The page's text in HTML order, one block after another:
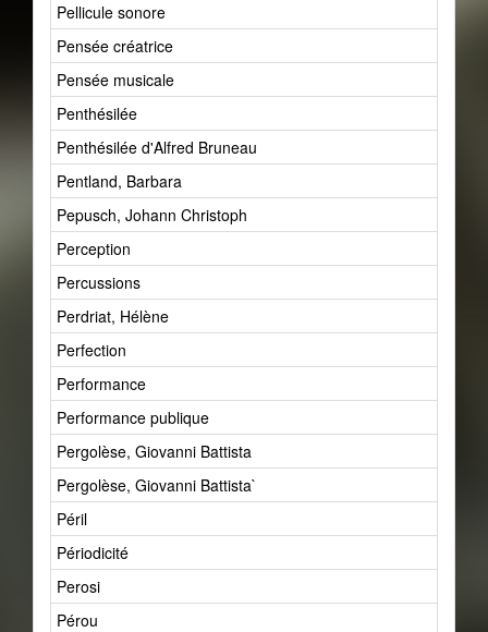
Pellicule sonore
Pensée créatrice
Pensée musicale
Penthésilée
Penthésilée d'Alfred Bruneau
Pentland, Barbara
Pepusch, Johann Christoph
Perception
Percussions
Perdriat, Hélène
Perfection
Performance
Performance publique
Pergolèse, Giovanni Battista
Pergolèse, Giovanni Battista`
Péril
Périodicité
Perosi
Pérou